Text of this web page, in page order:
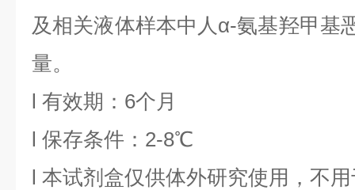
及相关液体样本中 人α-氨基羟甲基
量。
l 有效期：6个月
l 保存条件： 2-8℃
l 本试剂盒仅供体外研究使用，不